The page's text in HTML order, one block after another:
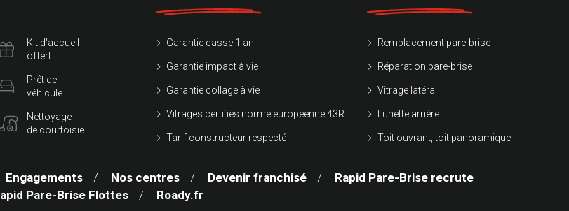
Kit d'accueil
offert
Prêt de
véhicule
Nettoyage
de courtoisie
Garantie casse 1 an
Garantie impact à vie
Garantie collage à vie
Vitrages certifiés norme européenne 43R
Tarif constructeur respecté
Remplacement pare-brise
Réparation pare-brise
Vitrage latéral
Lunette arrière
Toit ouvrant, toit panoramique
Engagements Nos centres Devenir franchisé
Rapid Pare-Brise recrute
Pare-Brise Flottes
Roady.fr